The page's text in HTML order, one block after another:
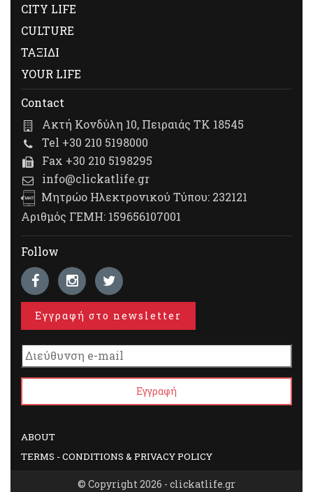
CITY LIFE
CULTURE
ΤΑΞΙΔΙ
YOUR LIFE
Contact
Ακτή Κονδύλη 10, Πειραιάς ΤΚ 18545
Tel +30 210 5198000
Fax +30 210 5198295
info@clickatlife.gr
Μητρώο Ηλεκτρονικού Τύπου: 232121
Αριθμός ΓΕΜΗ: 159656107001
Follow
Εγγραφή στο newsletter
ABOUT
TERMS - CONDITIONS & PRIVACY POLICY
© Copyright 2026 - clickatlife.gr